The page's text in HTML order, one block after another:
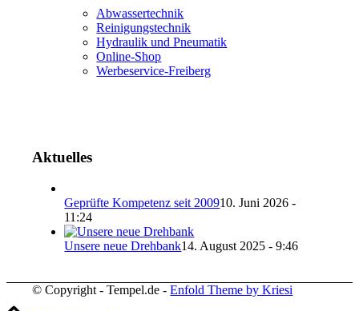
Abwassertechnik
Reinigungstechnik
Hydraulik und Pneumatik
Online-Shop
Werbeservice-Freiberg
Aktuelles
Geprüfte Kompetenz seit 200910. Juni 2026 -
11:24
Unsere neue Drehbank14. August 2025 - 9:46
© Copyright - Tempel.de -Enfold Theme by Kriesi